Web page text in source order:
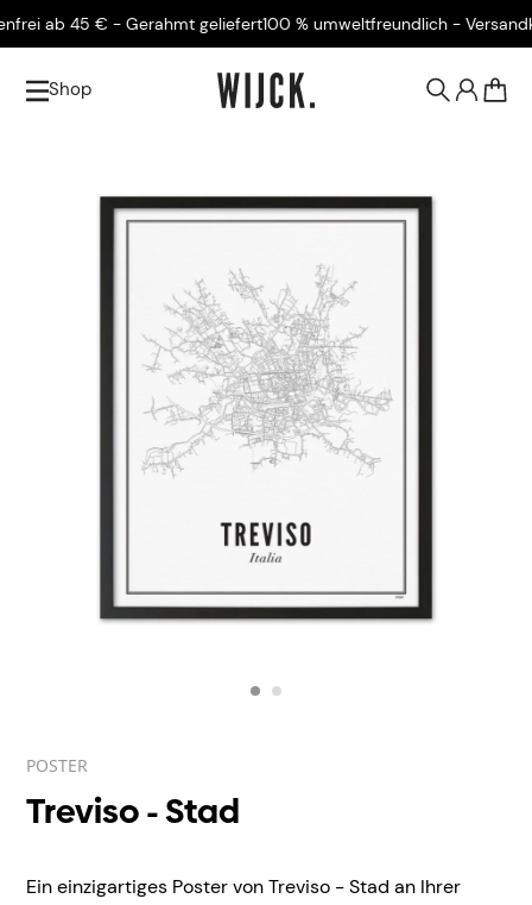
ab 45 € - Gerahmt geliefert100 % umweltfreundlich -
Shop
POSTER
Treviso - Stad
Ein einzigartiges Poster von Treviso - Stad an Ihrer